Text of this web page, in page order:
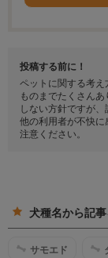
投稿する前に！
ペットに関する考
ものまでたくさん
しない方針ですが
他の利用者が不快
注意ください。
犬種名から記
サモエド